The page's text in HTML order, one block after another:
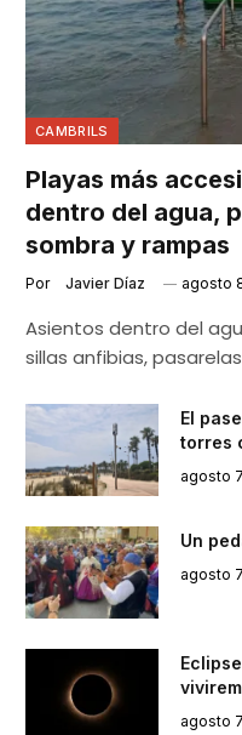
CAMBRILS
Playas más
dentro del agua,
sombra y rampas
Por Javier Díaz agosto
Asientos dentro del
sillas anfibias,
El
torres
agosto
Un
agosto
agosto